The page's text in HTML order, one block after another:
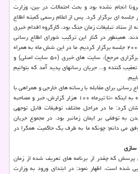
انجام نشده بود و بحث احتمالات در بین، وزارت
ای برگزار کرد. پس از اعلام رسمی کمیته اطلاع
از ستاد تبلیغات زمان جنگ بود، کارگروه اقدام خبری
همینطور در کنار این ترکیب شورای اطلاع رسانی
استان ها را داشتیم که تا تیرماه ۲۰۰ جلسه برگزار کردیم. ما در این شش ماه به همراه
صداوسیما، خبرگزاری ها (۱۰ خبرگزاری مرجع)، سایت های خبری (۵۰ سایت اصلی) و
اجتماعی با ۲۰ هزار تعقیب کننده و... جریان رسانهای پدید آمد که بتوانیم
رسانی برای مقابله با رسانه های خارجی و همراهی با
جریان سلامت در کشور و با اشاره به اینکه «تا تیرماه ۱۰۰ هزار گزارش، خبر و مصاحبه
کرد: ما در مراحل مختلف توفیقات قابل توجهی
به توفقی بر ایمان زمانبر بود. در مجموع جریان
را در این ۶ ماه موفق می دانم؛ چونکه ما به طرف یک حاکمیت همگرا در
سازی
پرسش که چقدر از برنامه های تعریف شده از زمان
شده است، اظهار نمود: در ابتدای ورود به وزارت